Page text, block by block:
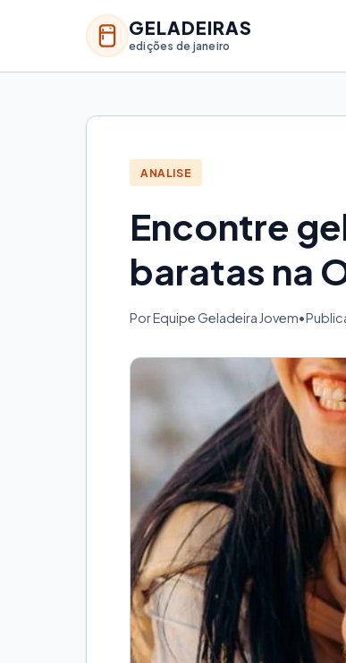
GELADEIRAS
edições de janeiro
ANALISE
Encontre
baratas na
Por Equipe Geladeira Jovem•